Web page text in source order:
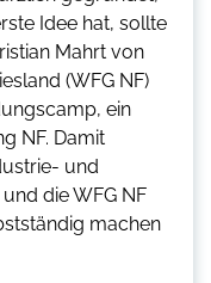
Idee hat, sollte
Mahrt von
(WFG NF)
ein
NF. Damit
und
die WFG NF
machen